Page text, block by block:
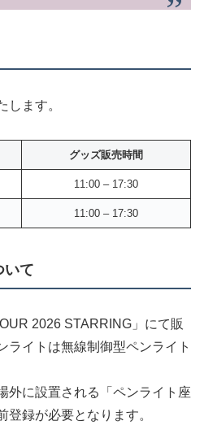
します。
グッズ販売時間
11:00 – 17:30
11:00 – 17:30
いて
2026 STARRING」にて販
ライトは無線制御型ペンライト
外に設置される「ペンライト座
登録が必要となります。